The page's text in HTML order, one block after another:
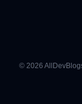
© 2026